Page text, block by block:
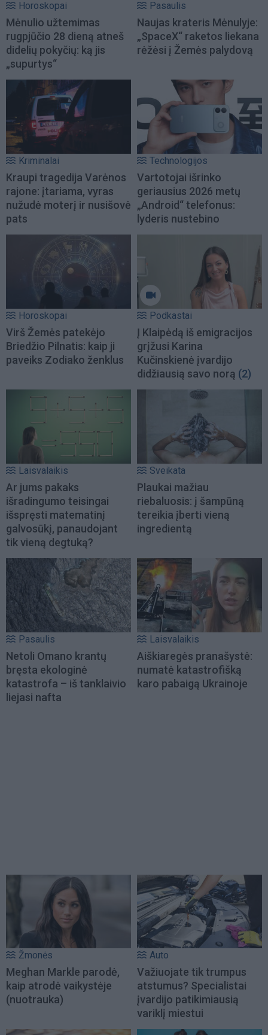
Horoskopai
Mėnulio užtemimas
rugpjūčio 28 dieną atneš
didelių pokyčių: ką jis
„supurtys“
Pasaulis
Naujas krateris Mėnulyje:
„SpaceX“ raketos liekana
rėžėsi į Žemės palydovą
Kriminalai
Kraupi tragedija Varėnos
rajone: įtariama, vyras
nužudė moterį ir nusišovė
pats
Technologijos
Vartotojai išrinko
geriausius 2026 metų
„Android“ telefonus:
lyderis nustebino
Horoskopai
Virš Žemės patekėjo
Briedžio Pilnatis: kaip ji
paveiks Zodiako ženklus
Podkastai
Į Klaipėdą iš emigracijos
grįžusi Karina
Kučinskienė įvardijo
didžiausią savo norą (2)
Laisvalaikis
Ar jums pakaks
išradingumo teisingai
išspręsti matematinį
galvosūkį, panaudojant
tik vieną degtuką?
Sveikata
Plaukai mažiau
riebaluosis: į šampūną
tereikia įberti vieną
ingredientą
Pasaulis
Netoli Omano krantų
bręsta ekologinė
katastrofa – iš tanklaivio
liejasi nafta
Laisvalaikis
Aiškiaregės pranašystė:
numatė katastrofišką
karo pabaigą Ukrainoje
Žmonės
Meghan Markle parodė,
kaip atrodė vaikystėje
(nuotrauka)
Auto
Važiuojate tik trumpus
atstumus? Specialistai
įvardijo patikimiausią
variklį miestui